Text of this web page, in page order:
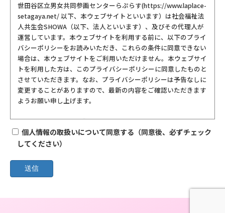
世田谷区立男女共同参画センターらぷらす(https://www.laplace-
setagaya.net/ 以下、本ウェブサイトといいます）は社会福祉法
人共生会SHOWA（以下、法人といいます）、及びその代理人が
運営しています。本ウェブサイトを利用する前に、以下のプライ
バシーポリシーをお読みいただき、これらの条件に同意できない
場合は、本ウェブサイトをご利用いただけません。本ウェブサイ
トを利用した方は、このプライバシーポリシーに同意したものと
させていただきます。なお、プライバシーポリシーは予告なしに
変更することがありますので、最新の内容をご確認いただきます
ようお願い申し上げます。
【個人情報保護の方針】
法人は本ウェブサイトにアクセスした皆様のプライバシーを保護
するため、以下に記載するように、合理的な範囲で必要な措置を
【個人情報の提供について】
クセスした人から、必要な範囲で個人情報を収集することがあり
個人情報の取扱いについて同意する（同意後、必ずチェック
してください）